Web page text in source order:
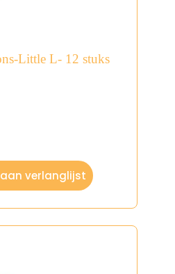
Little L- 12 stuks
verlanglijst